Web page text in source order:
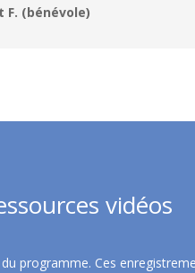
F. (bénévole)
vidéos
programme. Ces